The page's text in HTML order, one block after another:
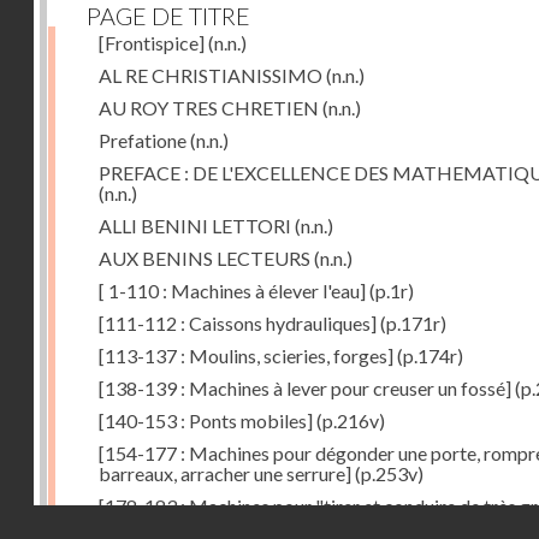
PAGE DE TITRE
[Frontispice](n.n.)
AL RE CHRISTIANISSIMO (n.n.)
AU ROY TRES CHRETIEN (n.n.)
Prefatione(n.n.)
PREFACE : DE L'EXCELLENCE DES
(n.n.)
ALLI BENINI LETTORI (n.n.)
AUX BENINS LECTEURS (n.n.)
[ 1-110 : Machines à élever l'eau](p.1r)
[111-112 : Caissons hydrauliques](p.171r)
[113-137 : Moulins, scieries, forges](p.174r)
[138-139 : Machines à lever pour creuser un fossé]
[140-153 : Ponts mobiles](p.216v)
[154-177 : Machines pour dégonder une porte,
barreaux, arracher une serrure](p.253v)
[178-183 : Machines pour "tirer et conduire de très